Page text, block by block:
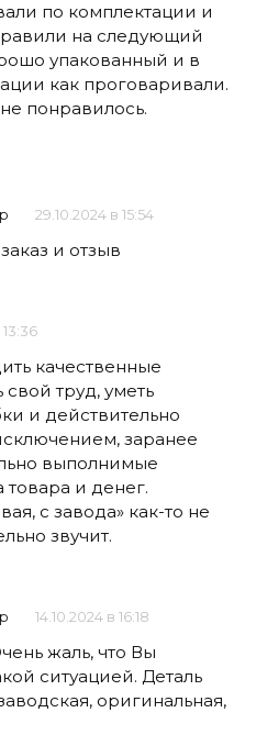
по комплектации и
на следующий
упакованный и в
как проговаривали.
понравилось.
29.10.2024 в 15:54
и отзыв
13:36
качественные
свой труд, уметь
и действительно
заранее
выполнимые
товара и денег.
с завода» как-то не
звучит.
14.10.2024 в 16:18
жаль, что Вы
ситуацией. Деталь
оригинальная,